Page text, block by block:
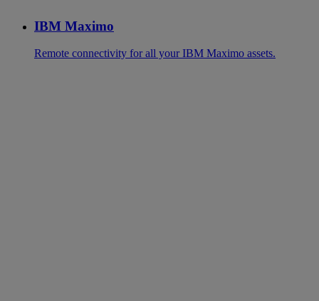
IBM Maximo
Remote connectivity for all your IBM Maximo assets.